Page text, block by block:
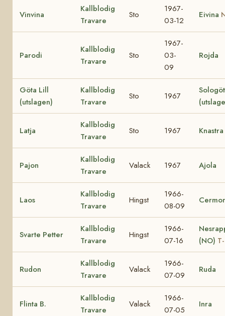
Vinvina
Kallblodig
Travare
Sto
1967-
03-12
Eivina
Parodi
Kallblodig
Travare
Sto
1967-
03-
09
Rojda
Göta Lill
(utslagen)
Kallblodig
Travare
Sto 1967
Latja
Kallblodig
Travare
Sto 1967 Knastra
Pajon
Kallblodig
Travare
Valack 1967 Ajola
Laos
Kallblodig
Travare
Hingst
1966-
08-09
Svarte Petter
Kallblodig
Travare
Hingst
1966-
07-16
(NO)
Rudon
Kallblodig
Travare
Valack
1966-
07-09
Ruda
Flinta B.
Kallblodig
Travare
Valack
1966-
07-05
Inra